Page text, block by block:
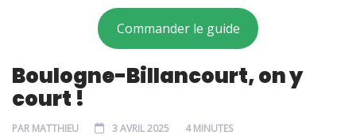
Commander le guide
Boulogne-Billancourt, on y
court !
PAR MATTHIEU 3 AVRIL 2025 4 MINUTES